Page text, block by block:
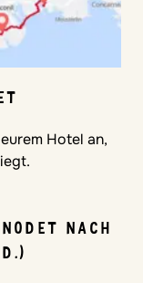
Hotel an,
NACH